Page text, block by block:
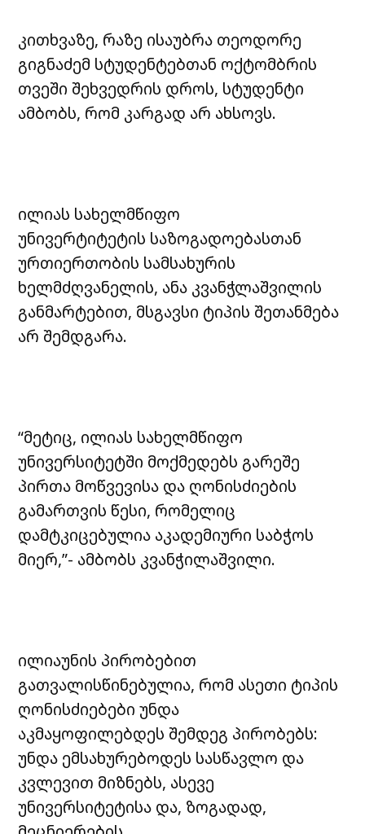
კითხვაზე, რაზე ისაუბრა თეოდორე
გიგნაძემ სტუდენტებთან ოქტომბრის
თვეში შეხვედრის დროს, სტუდენტი
ამბობს, რომ კარგად არ ახსოვს.
ილიას სახელმწიფო
უნივერტიტეტის საზოგადოებასთან
ურთიერთობის სამსახურის
ხელმძღვანელის, ანა კვანჭლაშვილის
განმარტებით, მსგავსი ტიპის შეთანმება
არ შემდგარა.
“მეტიც, ილიას სახელმწიფო
უნივერსიტეტში მოქმედებს გარეშე
პირთა მოწვევისა და ღონისძიების
გამართვის წესი, რომელიც
დამტკიცებულია აკადემიური საბჭოს
მიერ,”- ამბობს კვანჭილაშვილი.
ილიაუნის პირობებით
გათვალისწინებულია, რომ ასეთი ტიპის
ღონისძიებები უნდა
აკმაყოფილებდეს შემდეგ პირობებს:
უნდა ემსახურებოდეს სასწავლო და
კვლევით მიზნებს, ასევე
უნივერსიტეტისა და, ზოგადად,